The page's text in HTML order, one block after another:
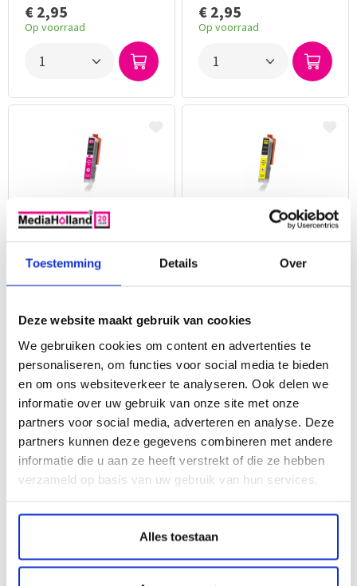
Toestemming Details Over
Deze website maakt gebruik van cookies
We gebruiken cookies om content en advertenties te
personaliseren, om functies voor social media te bieden
en om ons websiteverkeer te analyseren. Ook delen we
informatie over uw gebruik van onze site met onze
partners voor social media, adverteren en analyse. Deze
partners kunnen deze gegevens combineren met andere
informatie die u aan ze heeft verstrekt of die ze hebben
verzameld op basis van uw gebruik van hun services.
Alles toestaan
€ 2,95
Op voorraad
€ 2,95
Op voorraad
CLI-571M Huismerk
met chip 15 ml
Voor 16.00 uur besteld, morgen in huis!
€ 2,95
Op voorraad
CLI-571Y Huismerk
Voor 16.00 uur besteld, morgen in huis!
€ 2,95
Op voorraad
Altijd zeker vande beste keuze!
MediaHolland is een betrouwbare leverancier van een
goedkope toners. Bij ons besteld u zeer voordelig uw
verbruiksmaterialen. Vanaf € 30,00 leveren wij die binnen
webwinkelkeur. Dit houdt in dat u bij MediaHolland